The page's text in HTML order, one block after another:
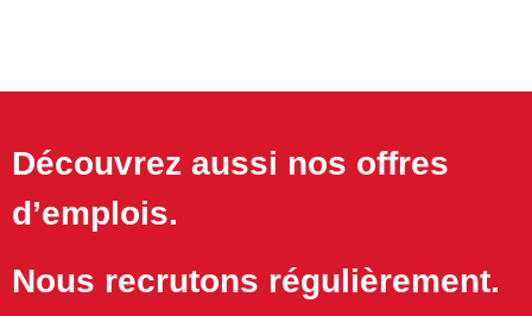
Découvrez aussi nos offres
d’emplois.
Nous recrutons régulièrement.